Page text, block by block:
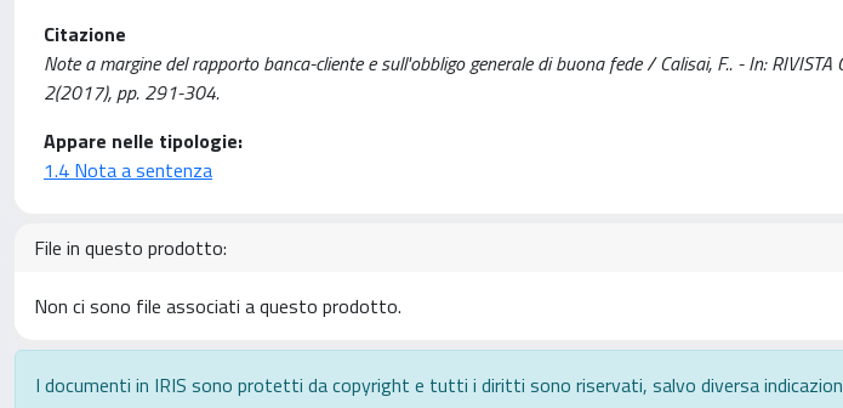
Citazione
Note a margine del rapporto banca-cliente e sull'obbligo generale di buona fede / Calisai, F.. - In:
2(2017), pp. 291-304.
Appare nelle tipologie:
1.4 Nota a sentenza
File in questo prodotto:
Non ci sono file associati a questo prodotto.
I documenti in IRIS sono protetti da copyright e tutti i diritti sono riservati, salvo diversa